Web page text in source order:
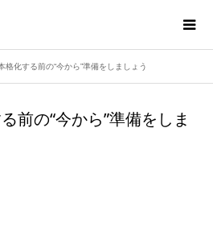
格化する前の“今から”準備をしましょう
前の“今から”準備をしま